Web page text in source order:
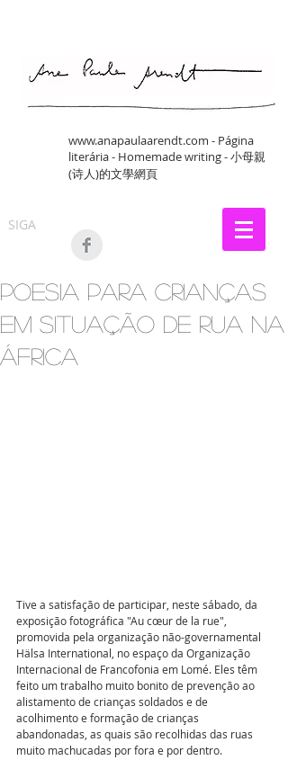
www.anapaulaarendt.com - Página
literária - Homemade writing - 小母親
(诗人)的文學網頁
SIGA
Poesia para crianças
em situação de rua na
África
Tive a satisfação de participar, neste sábado, da
exposição fotográfica "Au cœur de la rue",
promovida pela organização não-governamental
Hälsa International, no espaço da Organização
Internacional de Francofonia em Lomé. Eles têm
feito um trabalho muito bonito de prevenção ao
alistamento de crianças soldados e de
acolhimento e formação de crianças
abandonadas, as quais são recolhidas das ruas
muito machucadas por fora e por dentro.